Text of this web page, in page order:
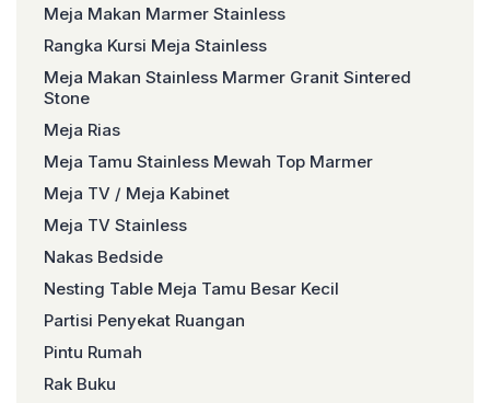
Meja Makan Marmer Stainless
Rangka Kursi Meja Stainless
Meja Makan Stainless Marmer Granit Sintered
Stone
Meja Rias
Meja Tamu Stainless Mewah Top Marmer
Meja TV / Meja Kabinet
Meja TV Stainless
Nakas Bedside
Nesting Table Meja Tamu Besar Kecil
Partisi Penyekat Ruangan
Pintu Rumah
Rak Buku